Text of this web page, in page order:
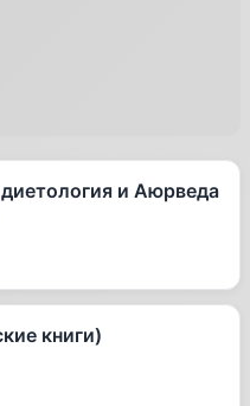
и Аюрведа
книги)